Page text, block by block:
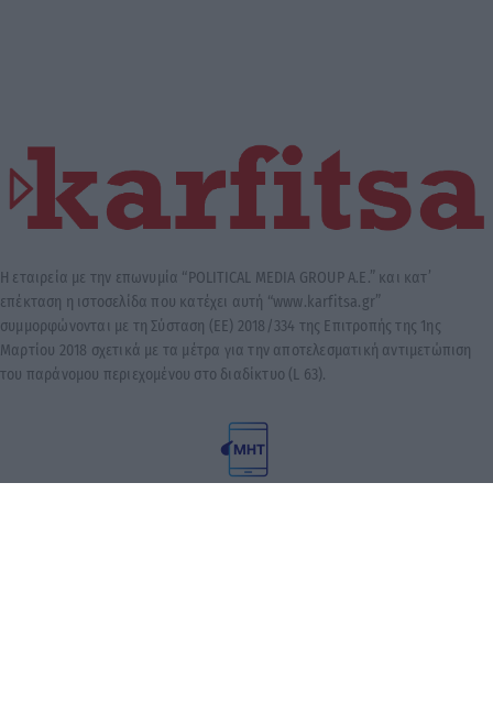
Η εταιρεία με την επωνυμία “POLITICAL MEDIA GROUP A.E.” και κατ’
επέκταση η ιστοσελίδα που κατέχει αυτή “www.karfitsa.gr”
συμμορφώνονται με τη Σύσταση (ΕΕ) 2018/334 της Επιτροπής της 1ης
Μαρτίου 2018 σχετικά με τα μέτρα για την αποτελεσματική αντιμετώπιση
του παράνομου περιεχομένου στο διαδίκτυο (L 63).